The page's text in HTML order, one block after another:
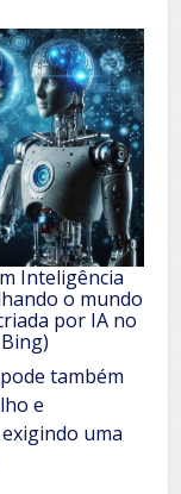
Inteligência
o mundo
por IA no
Bing)
também
e
uma